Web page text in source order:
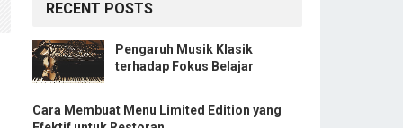
RECENT POSTS
Pengaruh Musik Klasik
terhadap Fokus Belajar
Cara Membuat Menu Limited Edition yang